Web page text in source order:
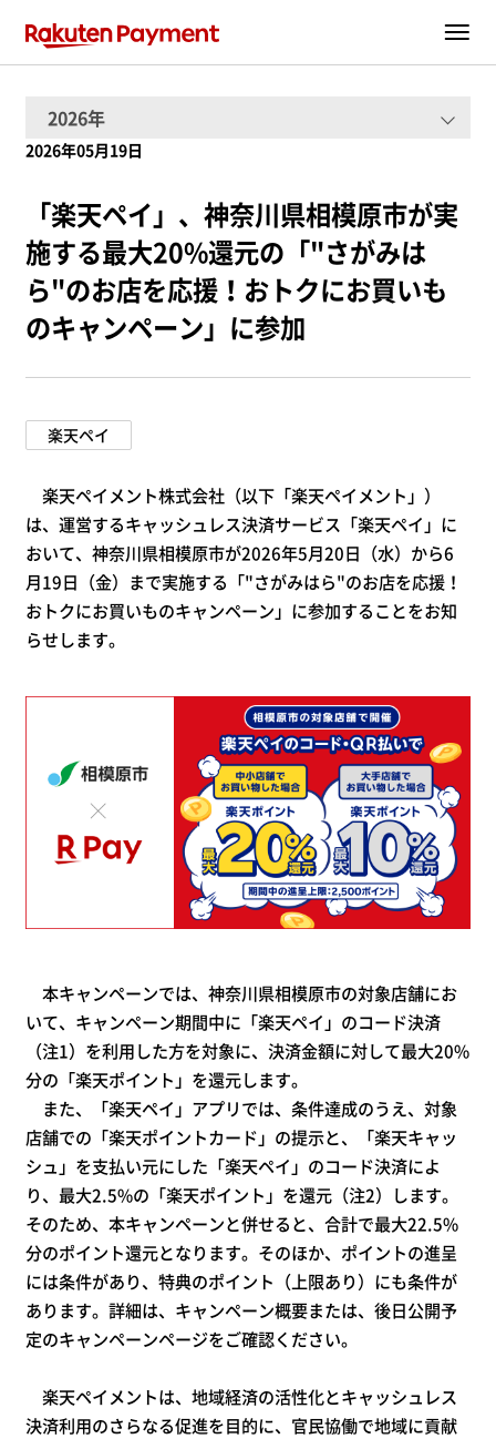
2026年05月19日
「楽天ペイ」、神奈川県相模原市が実
施する最大20%還元の「"さがみは
ら"のお店を応援！おトクにお買いも
のキャンペーン」に参加
楽天ペイ
楽天ペイメント株式会社（以下「楽天ペイメント」）
は、運営するキャッシュレス決済サービス「楽天ペイ」に
おいて、神奈川県相模原市が2026年5月20日（水）から6
月19日（金）まで実施する「"さがみはら"のお店を応援！
おトクにお買いものキャンペーン」に参加することをお知
らせします。
本キャンペーンでは、神奈川県相模原市の対象店舗にお
いて、キャンペーン期間中に「楽天ペイ」のコード決済
（注1）を利用した方を対象に、決済金額に対して最大20%
分の「楽天ポイント」を還元します。
また、「楽天ペイ」アプリでは、条件達成のうえ、対象
店舗での「楽天ポイントカード」の提示と、「楽天キャッ
シュ」を支払い元にした「楽天ペイ」のコード決済によ
り、最大2.5%の「楽天ポイント」を還元（注2）します。
そのため、本キャンペーンと併せると、合計で最大22.5%
分のポイント還元となります。 そのほか、ポイントの進呈
には条件があり、特典のポイント（上限あり）にも条件が
あります。詳細は、キャンペーン概要または、後日公開予
定のキャンペーンページをご確認ください。
楽天ペイメントは、地域経済の活性化とキャッシュレス
決済利用のさらなる促進を目的に、官民協働で地域に貢献